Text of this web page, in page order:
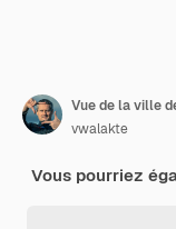
Vue de la ville
vwalakte
Vous pourriez